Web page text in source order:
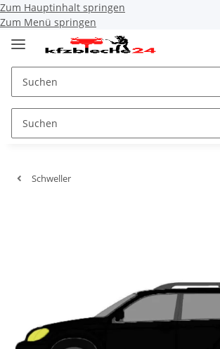
Zum Hauptinhalt springen
Zum Menü springen
Schweller